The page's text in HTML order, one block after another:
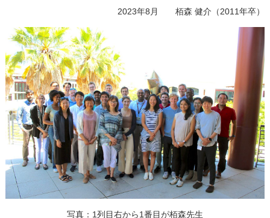
2023年8月 栢森 健介（2011年卒）
写真： 1列目右から1番目が栢森先生